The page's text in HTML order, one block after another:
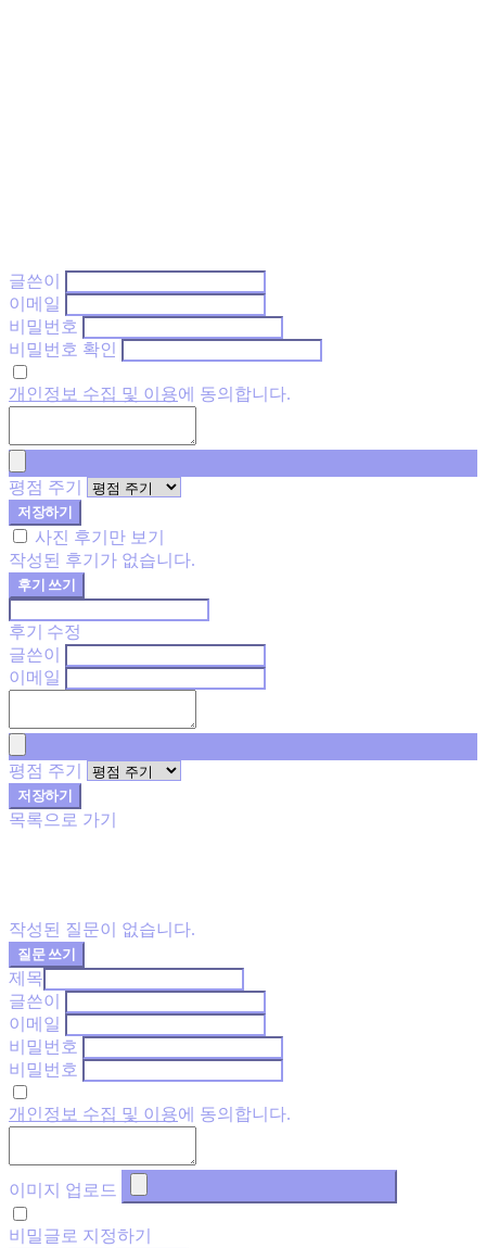
글쓴이
이메일
비밀번호
비밀번호 확인
개인정보 수집 및 이용에 동의합니다.
평점 주기
저장하기
사진 후기만 보기
작성된 후기가 없습니다.
후기 쓰기
후기 수정
글쓴이
이메일
평점 주기
저장하기
목록으로 가기
작성된 질문이 없습니다.
질문 쓰기
제목
글쓴이
이메일
비밀번호
비밀번호
개인정보 수집 및 이용에 동의합니다.
이미지 업로드
비밀글로 지정하기